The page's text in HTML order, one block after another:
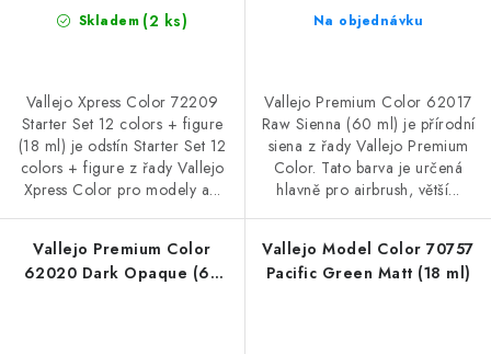
Skladem (2 ks)
Vallejo Xpress Color 72209
Starter Set 12 colors + figure
(18 ml) je odstín Starter Set 12
colors + figure z řady Vallejo
Xpress Color pro modely a...
Na objednávku
Vallejo Premium Color 62017
Raw Sienna (60 ml) je přírodní
siena z řady Vallejo Premium
Color. Tato barva je určená
hlavně pro airbrush, větší...
Vallejo Premium Color
62020 Dark Opaque (60
Vallejo Model Color 70757
Pacific Green Matt (18 ml)